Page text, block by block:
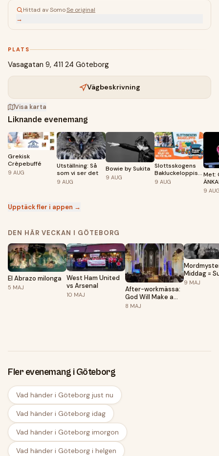
Hittad av SomoSe original
→
PLATS
Vasagatan 9, 411 24 Göteborg
Vägbeskrivning
Visa karta
Liknande evenemang
Grekisk
Crêpebuffé
9 AUG
Utställning: Så
som vi ser det
9 AUG
Bowie by Sukita
9 AUG
Slottsskogens
Bakluckeloppis /
Bagageloppis
9 AUG
Met:
på
9
Upptäck fler i appen →
DEN HÄR VECKAN I GÖTEBORG
El Abrazo milonga
5 MAJ
West Ham United
vs Arsenal
10 MAJ
After-workmässa:
God Will Make a
Way
8 MAJ
Middag =
(Göteborg)
9 MAJ
Fler evenemang i Göteborg
Vad händer i Göteborg just nu
Vad händer i Göteborg idag
Vad händer i Göteborg imorgon
Vad händer i Göteborg i helgen